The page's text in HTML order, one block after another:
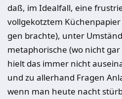
daß, im Idealfall, eine
vollgekotztem
gen brachte), unter
metaphorische (wo nicht
hielt das immer nicht
und zu allerhand Fragen
wenn man heute nacht